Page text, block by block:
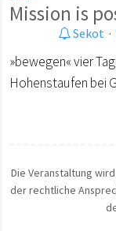
Mission is
Sekot ·
»bewegen« vier
Hohenstaufen bei
Die Veranstaltung
der rechtliche